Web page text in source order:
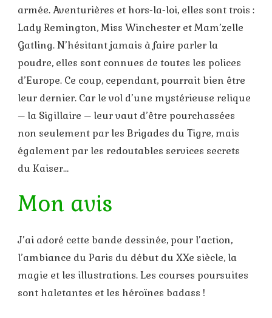
armée. Aventurières et hors-la-loi, elles sont trois :
Lady Remington, Miss Winchester et Mam’zelle
Gatling. N’hésitant jamais à faire parler la
poudre, elles sont connues de toutes les polices
d’Europe. Ce coup, cependant, pourrait bien être
leur dernier. Car le vol d’une mystérieuse relique
– la Sigillaire – leur vaut d’être pourchassées
non seulement par les Brigades du Tigre, mais
également par les redoutables services secrets
du Kaiser…
Mon avis
J’ai adoré cette bande dessinée, pour l’action,
l’ambiance du Paris du début du XXe siècle, la
magie et les illustrations. Les courses poursuites
sont haletantes et les héroïnes badass !